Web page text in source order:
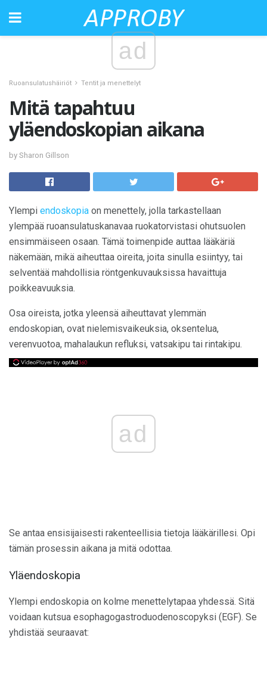
ad
Ruoansulatushäiriöt Tentit ja menettelyt
Mitä tapahtuu
yläendoskopian aikana
by Sharon Gillson
Ylempi endoskopia on menettely, jolla tarkastellaan
ylempää ruoansulatuskanavaa ruokatorvistasi ohutsuolen
ensimmäiseen osaan. Tämä toimenpide auttaa lääkäriä
näkemään, mikä aiheuttaa oireita, joita sinulla esiintyy, tai
selventää mahdollisia röntgenkuvauksissa havaittuja
poikkeavuuksia.
Osa oireista, jotka yleensä aiheuttavat ylemmän
endoskopian, ovat nielemisvaikeuksia, oksentelua,
verenvuotoa, mahalaukun refluksi, vatsakipu tai rintakipu.
ad
Se antaa ensisijaisesti rakenteellisia tietoja lääkärillesi. Opi
tämän prosessin aikana ja mitä odottaa.
Yläendoskopia
Ylempi endoskopia on kolme menettelytapaa yhdessä. Sitä
voidaan kutsua esophagogastroduodenoscopyksi (EGF). Se
yhdistää seuraavat: